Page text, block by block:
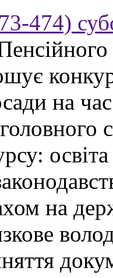
474)
на
на